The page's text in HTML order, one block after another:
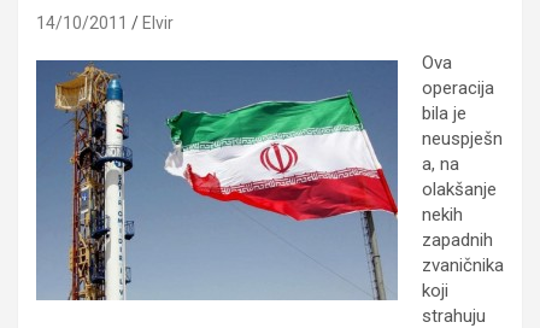
14/10/2011 Elvir
Ova
operacija
bila je
neuspješn
a, na
olakšanje
nekih
zapadnih
zvaničnika
koji
strahuju